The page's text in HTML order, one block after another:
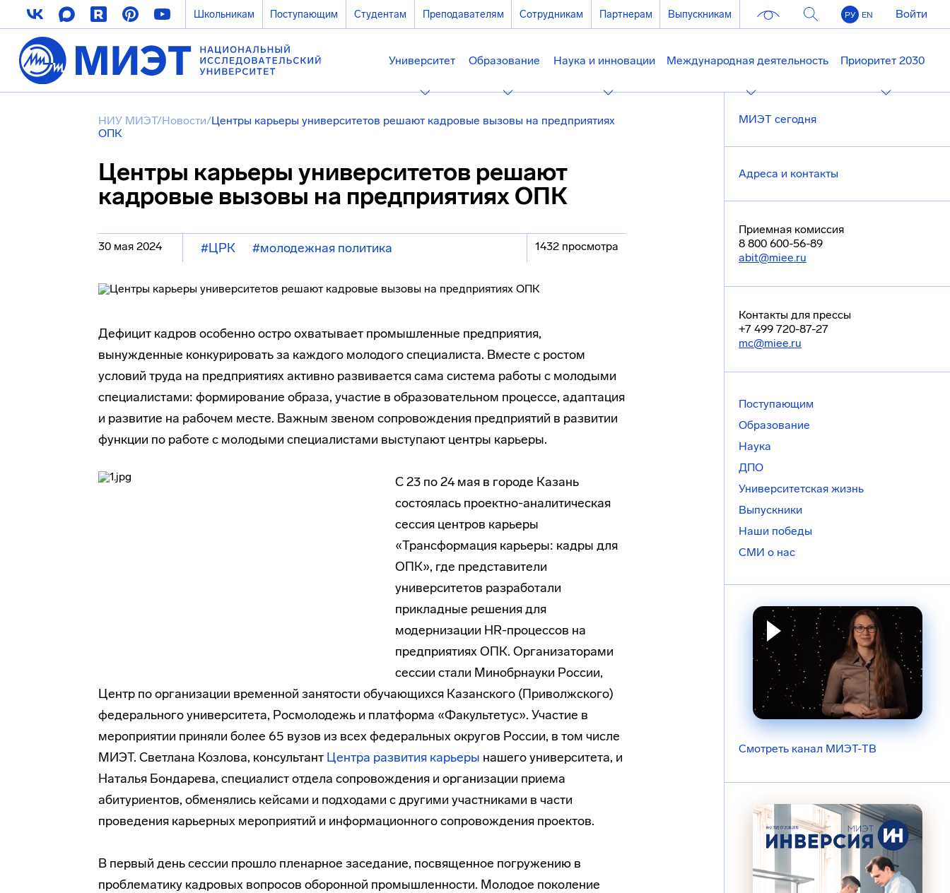
Школьникам Поступающим Студентам Преподавателям Сотрудникам Партнерам Выпускникам РУ EN Войти
Университет Образование Наука и инновации Международная деятельность Приоритет 2030
НИУ МИЭТ/Новости/Центры карьеры университетов решают кадровые вызовы на предприятиях
ОПК
Центры карьеры университетов решают
кадровые вызовы на предприятиях ОПК
30 мая 2024 #ЦРК #молодежная политика 1432 просмотра
Дефицит кадров особенно остро охватывает промышленные предприятия,
вынужденные конкурировать за каждого молодого специалиста. Вместе с ростом
условий труда на предприятиях активно развивается сама система работы с молодыми
специалистами: формирование образа, участие в образовательном процессе, адаптация
и развитие на рабочем месте. Важным звеном сопровождения предприятий в развитии
функции по работе с молодыми специалистами выступают центры карьеры.
С 23 по 24 мая в городе Казань
состоялась проектно-аналитическая
сессия центров карьеры
«Трансформация карьеры: кадры для
ОПК», где представители
университетов разработали
прикладные решения для
модернизации HR-процессов на
предприятиях ОПК. Организаторами
сессии стали Минобрнауки России,
Центр по организации временной занятости обучающихся Казанского (Приволжского)
федерального университета, Росмолодежь и платформа «Факультетус». Участие в
мероприятии приняли более 65 вузов из всех федеральных округов России, в том числе
МИЭТ. Светлана Козлова, консультант Центра развития карьеры нашего университета, и
Наталья Бондарева, специалист отдела сопровождения и организации приема
абитуриентов, обменялись кейсами и подходами с другими участниками в части
проведения карьерных мероприятий и информационного сопровождения проектов.
В первый день сессии прошло пленарное заседание, посвященное погружению в
проблематику кадровых вопросов оборонной промышленности. Молодое поколение
МИЭТ сегодня
Адреса и контакты
Приемная комиссия
8 800 600-56-89
abit@miee.ru
Контакты для прессы
+7 499 720-87-27
mc@miee.ru
Поступающим
Образование
Наука
ДПО
Университетская жизнь
Выпускники
Наши победы
СМИ о нас
Смотреть канал МИЭТ-ТВ